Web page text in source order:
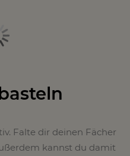
Falte dir deinen Fächer
kannst du damit